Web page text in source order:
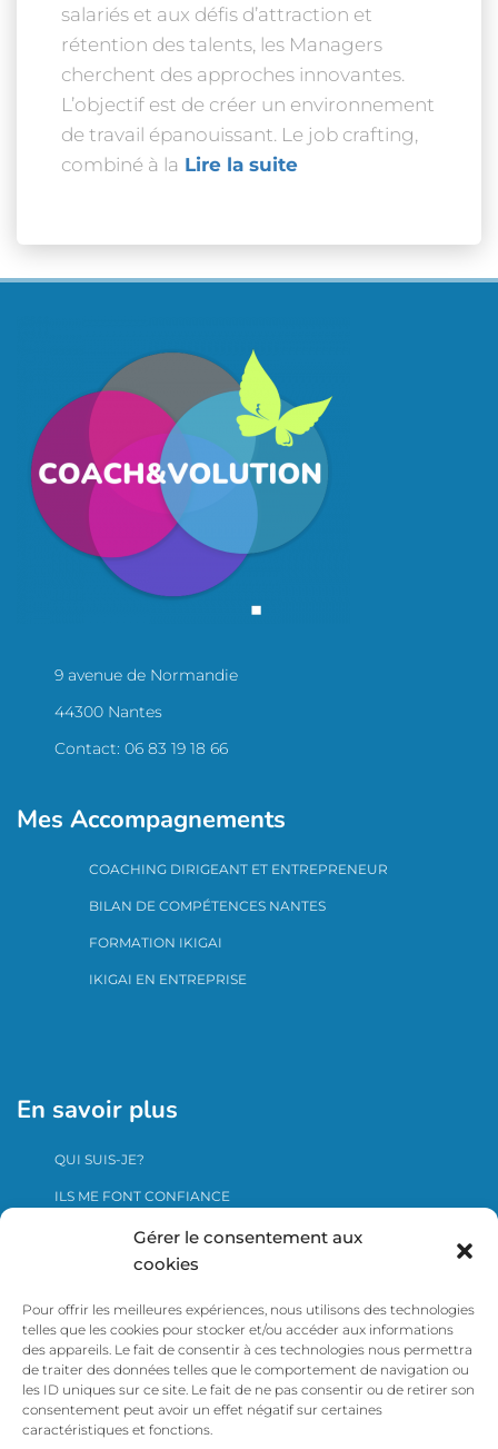
Gérer le consentement aux
cookies
Pour offrir les meilleures expériences, nous utilisons des technologies
telles que les cookies pour stocker et/ou accéder aux informations
des appareils. Le fait de consentir à ces technologies nous permettra
de traiter des données telles que le comportement de navigation ou
les ID uniques sur ce site. Le fait de ne pas consentir ou de retirer son
consentement peut avoir un effet négatif sur certaines
caractéristiques et fonctions.
salariés et aux défis d’attraction et
rétention des talents, les Managers
cherchent des approches innovantes.
L’objectif est de créer un environnement
de travail épanouissant. Le job crafting,
combiné à la Lire la suite
9 avenue de Normandie
44300 Nantes
Contact: 06 83 19 18 66
Mes Accompagnements
COACHING DIRIGEANT ET ENTREPRENEUR
BILAN DE COMPÉTENCES NANTES
FORMATION IKIGAI
IKIGAI EN ENTREPRISE
En savoir plus
QUI SUIS-JE?
ILS ME FONT CONFIANCE
ME CONTACTER
Cliquer ici pour voir le certificat Qualiopi
ACCUEIL COACH DIRIGEANT ET ENTREPRENEUR